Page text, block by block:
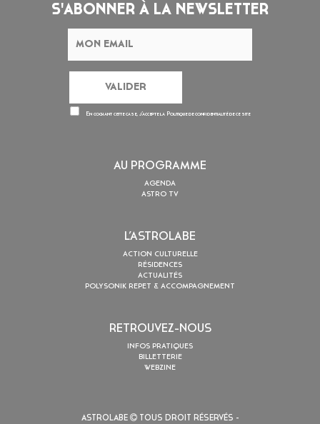
S'ABONNER À LA NEWSLETTER
En cochant cette case, j’accepte la Politique de confidentialitéde ce site
AU PROGRAMME
AGENDA
ASTRO TV
L’ASTROLABE
ACTION CULTURELLE
RÉSIDENCES
ACTUALITÉS
POLYSONIK REPET & ACCOMPAGNEMENT
RETROUVEZ-NOUS
INFOS PRATIQUES
BILLETTERIE
WEBZINE
ASTROLABE TOUS DROIT RÉSERVÉS -